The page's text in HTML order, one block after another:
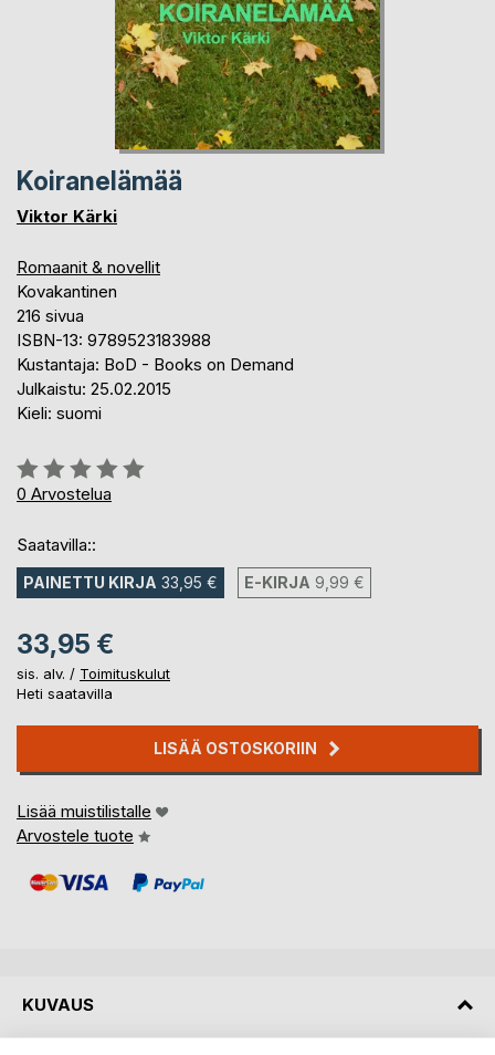
Koiranelämää
Viktor Kärki
Romaanit & novellit
Kovakantinen
216 sivua
ISBN-13: 9789523183988
Kustantaja: BoD - Books on Demand
Julkaistu: 25.02.2015
Kieli: suomi
Arvostelu::
0%
0 Arvostelua
Saatavilla::
PAINETTU KIRJA 33,95 € E-KIRJA 9,99 €
33,95 €
sis. alv. / Toimituskulut
Heti saatavilla
LISÄÄ OSTOSKORIIN
Lisää muistilistalle
Arvostele tuote
KUVAUS